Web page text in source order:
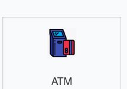
ATM